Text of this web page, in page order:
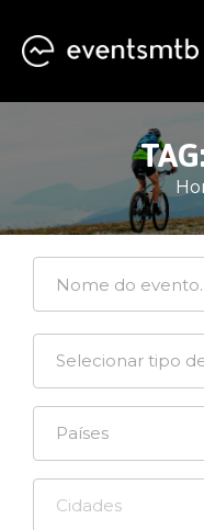
BLOG
Selecionar tipo
Países
Cidades